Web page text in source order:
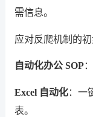
需信息。
应对反爬机制的
自动化办公 SOP：
Excel 自动化：一
表。